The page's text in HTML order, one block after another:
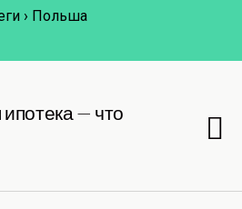
› Польша
— что